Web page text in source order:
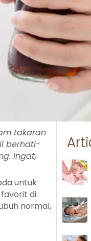
takaran
berhati-
Ingat,
untuk
di
normal,